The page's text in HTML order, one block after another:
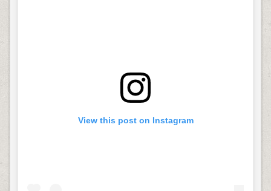
View this post on Instagram